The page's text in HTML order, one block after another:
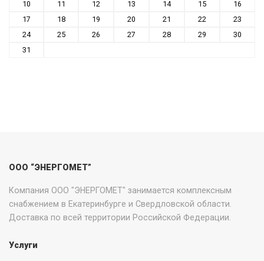
10
11 12 13 14 15
16
17
18 19 20 21 22
23
24
25 26 27 28 29
30
31
ООО “ЭНЕРГОМЕТ”
Компания ООО "ЭНЕРГОМЕТ" занимается комплексным
снабжением в Екатеринбурге и Свердловской области.
Доставка по всей территории Российской Федерации.
Услуги